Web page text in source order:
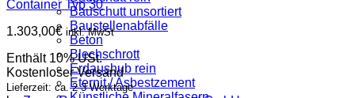
Bauschutt unsortiert
Baustellenabfälle
Beton
Blechschrott
Erdaushub rein
Eternit / Asbestzement
Container Typ 30
1.303,00€ inkl. MwSt
Enthält 10% USt.
Kostenloser Versand
Lieferzeit: ca. 2-3 Werktage